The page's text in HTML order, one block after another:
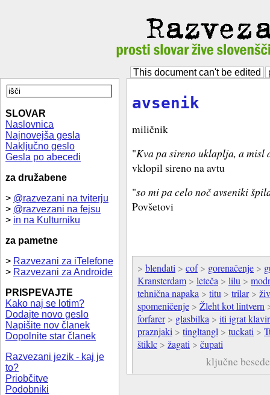
This document can't be edited
SLOVAR
Naslovnica
Najnovejša gesla
Naključno geslo
Gesla po abecedi
za družabene
> @razvezani na tviterju
> @razvezani na fejsu
> in na Kulturniku
za pametne
> Razvezani za iTelefone
> Razvezani za Androide
PRISPEVAJTE
Kako naj se lotim?
Dodajte novo geslo
Napišite nov članek
Dopolnite star članek
Razvezani jezik - kaj je
to?
Priobčitve
Podobniki
avsenik
miličnik
"Kva pa sireno uklaplja, a misl
vklopil sireno na avtu
"so mi pa celo noč avseniki
Povšetovi
> blendati > cof> gorenačenje >
Kransterdam > leteča > lilu >
tehnična napaka > titu > trilar>
spomeničenje > Žleht kot lintvern
forfarer> glasbilka > iti igrat klavir
praznjaki > tingltangl > tuckati >
štiklc > žagati > čupati
ključne